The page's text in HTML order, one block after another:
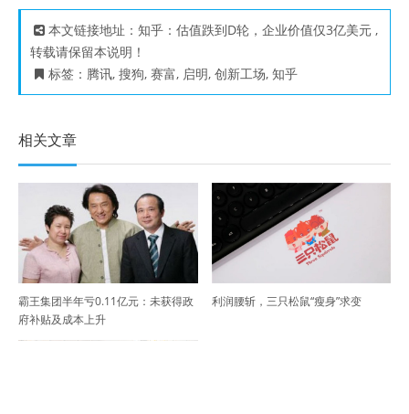
本文链接地址： 知乎：估值跌到D轮，企业价值仅3亿美元,
转载请保留本说明！
标签： 腾讯, 搜狗, 赛富, 启明, 创新工场, 知乎
相关文章
霸王集团半年亏0.11亿元：未获得政
府补贴及成本上升
利润腰斩，三只松鼠“瘦身”求变